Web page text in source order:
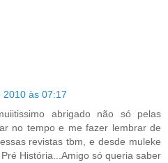
2010 às 07:17
abrigado não só pelas
no tempo e me fazer lembrar de
revistas tbm, e desde muleke
História...Amigo só queria saber